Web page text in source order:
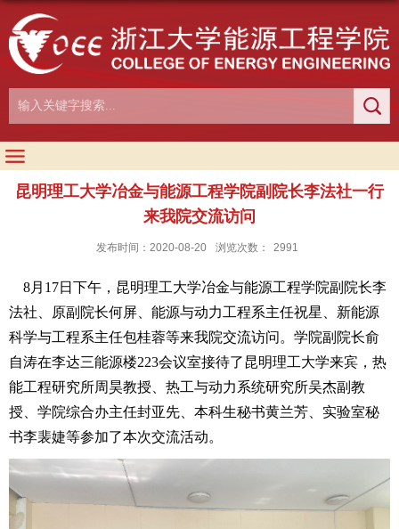
昆明理工大学冶金与能源工程学院副院长李法社一行
来我院交流访问
发布时间：2020-08-20 浏览次数： 2991
8月 17日下午，昆明理工大学冶金与能源工程学院副院长李
法社、原副院长何屏、能源与动力工程系主任祝星、新能源
科学与工程系主任包桂蓉等来我院交流访问。学院副院长俞
自涛在李达三能源楼223会议室接待了昆明理工大学来宾，热
能工程研究所周昊教授、热工与动力系统研究所吴杰副教
授、学院综合办主任封亚先、本科生秘书黄兰芳、实验室秘
书李裴婕等参加了本次交流活动。